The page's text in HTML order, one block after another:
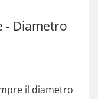
- Diametro
il diametro